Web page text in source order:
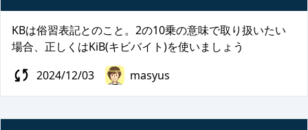
KBは俗習表記とのこと。2の10乗の意味で取り扱いたい
場合、正しくはKiB(キビバイト)を使いましょう
2024/12/03
masyus